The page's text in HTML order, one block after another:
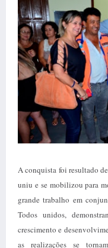
A conquista foi resultado
uniu e se mobilizou para
grande trabalho em
Todos unidos,
crescimento e
as realizações se